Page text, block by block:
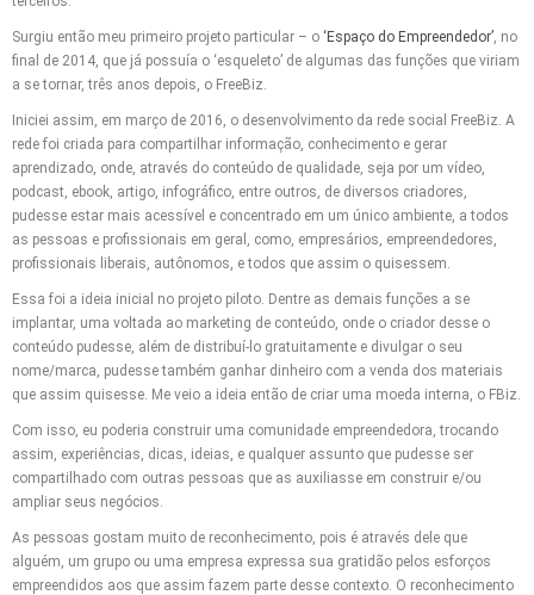
Surgiu então meu primeiro projeto particular – o ‘Espaço do Empreendedor’, no
final de 2014, que já possuía o ‘esqueleto’ de algumas das funções que viriam
a se tornar, três anos depois, o FreeBiz.
Iniciei assim, em março de 2016, o desenvolvimento da rede social FreeBiz. A
rede foi criada para compartilhar informação, conhecimento e gerar
aprendizado, onde, através do conteúdo de qualidade, seja por um vídeo,
podcast, ebook, artigo, infográfico, entre outros, de diversos criadores,
pudesse estar mais acessível e concentrado em um único ambiente, a todos
as pessoas e profissionais em geral, como, empresários, empreendedores,
profissionais liberais, autônomos, e todos que assim o quisessem.
Essa foi a ideia inicial no projeto piloto. Dentre as demais funções a se
implantar, uma voltada ao marketing de conteúdo, onde o criador desse o
conteúdo pudesse, além de distribuí-lo gratuitamente e divulgar o seu
nome/marca, pudesse também ganhar dinheiro com a venda dos materiais
que assim quisesse. Me veio a ideia então de criar uma moeda interna, o FBiz.
Com isso, eu poderia construir uma comunidade empreendedora, trocando
assim, experiências, dicas, ideias, e qualquer assunto que pudesse ser
compartilhado com outras pessoas que as auxiliasse em construir e/ou
ampliar seus negócios.
As pessoas gostam muito de reconhecimento, pois é através dele que
alguém, um grupo ou uma empresa expressa sua gratidão pelos esforços
empreendidos aos que assim fazem parte desse contexto. O reconhecimento